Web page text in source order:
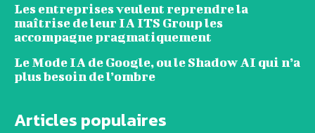
Les entreprises veulent reprendre la
maîtrise de leur IA ITS Group les
accompagne pragmatiquement
Le Mode IA de Google, ou le Shadow AI qui n’a
plus besoin de l’ombre
Articles populaires